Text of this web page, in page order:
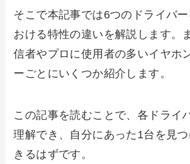
そこで本記事では6つのドライバ
おける特性の違いを解説します。
信者やプロに使用者の多いイヤホ
ーごとにいくつか紹介します。
この記事を読むことで、各ドライ
理解でき、自分にあった1台を見
きるはずです。